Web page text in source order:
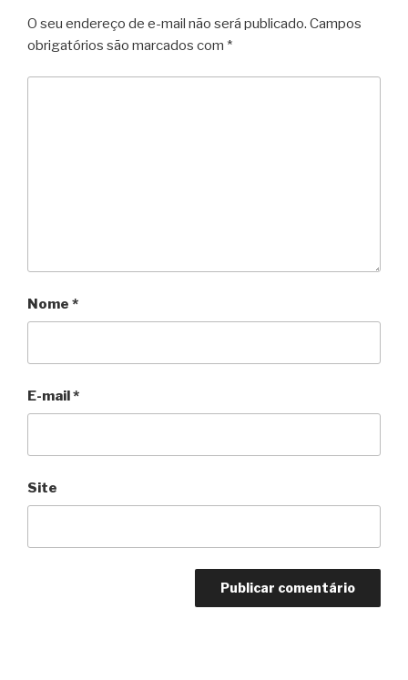
O seu endereço de e-mail não será publicado. Campos
obrigatórios são marcados com *
Nome *
E-mail*
Site